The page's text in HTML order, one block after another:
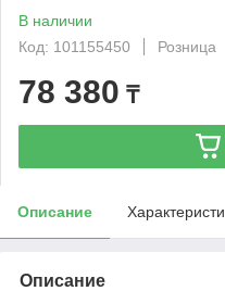
В наличии
Код: 101155450
Розница
78 380 ₸
Описание
Описание